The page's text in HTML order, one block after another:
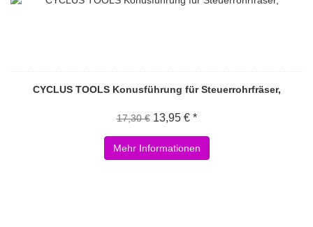
CYCLUS TOOLS Konusführung für Steuerrohrfräser,
17,30 € 13,95 € *
Mehr Informationen